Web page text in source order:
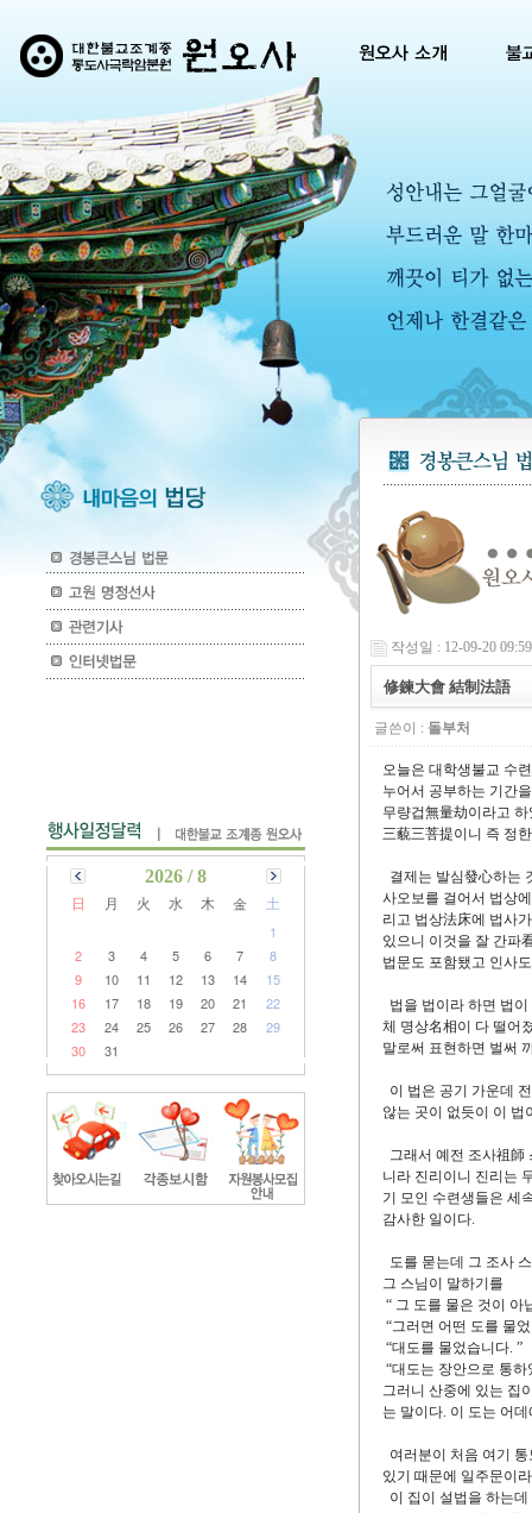
2026 / 8
日 月 火 水 木 金 土
1
2
3 4 5 6 7
8
9
10 11 12 13 14
15
16
17 18 19 20 21
22
23
24 25 26 27 28
29
30
31
작성일 : 12-09-20 09:59
修鍊大會 結制法語
글쓴이 : 돌부처
오늘은 대학생불교 수
누어서 공부하는 기간
무량겁無量劫이라고
三藐三菩提이니 즉 정
결제는 발심發心하는
사오보를 걸어서 법상
리고 법상法床에 법사
있으니 이것을 잘 간파
법문도 포함됐고 인사
법을 법이라 하면 법
체 명상名相이 다 떨어
말로써 표현하면 벌써
이 법은 공기 가운데
않는 곳이 없듯이 이 법
그래서 예전 조사祖師
니라 진리이니 진리는
기 모인 수련생들은 세
감사한 일이다.
도를 묻는데 그 조사
그 스님이 말하기를
“ 그 도를 물은 것이 아
“그러면 어떤 도를 물
“대도를 물었습니다. ”
“대도는 장안으로 통하
그러니 산중에 있는 집
는 말이다. 이 도는 어
여러분이 처음 여기
있기 때문에 일주문이
이 집이 설법을 하는